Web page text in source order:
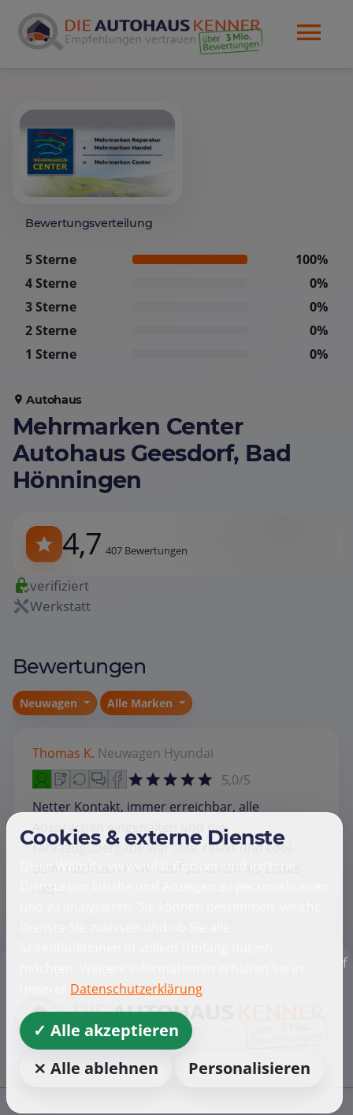
Bewertungsverteilung
5 Sterne
100%
4 Sterne
0%
3 Sterne
0%
2 Sterne
0%
1 Sterne
0%
Autohaus
Mehrmarken Center
Autohaus Geesdorf, Bad
Hönningen
4,7 407 Bewertungen
verifiziert
Werkstatt
Bewertungen
Neuwagen Alle Marken
Thomas K. Neuwagen Hyundai
5,0/5
Netter Kontakt, immer erreichbar, alle
Absprachen eingehalten und die
Fahrzeugübergabe war sehr relaxt und cool.
Beim nächsten PKW-Kauf schau ich als erstes
hier…
Cookies & externe Dienste
Diese Website verwendet Cookies und externe
Dienste um Inhalte und Anzeigen zu personalisieren
Datenschutzerklärung
✓ Alle akzeptieren
⨯ Alle ablehnen
Personalisieren
f